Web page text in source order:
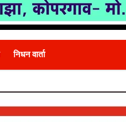
निधन वार्ता